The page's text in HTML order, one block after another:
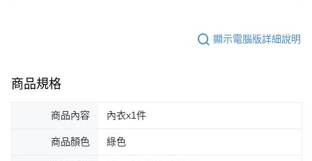
顯示電腦版詳細說明
商品規格
商品內容 內衣x1件
商品顏色 綠色